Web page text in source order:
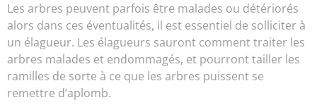
Les arbres peuvent parfois être malades ou détériorés
alors dans ces éventualités, il est essentiel de solliciter à
un élagueur. Les élagueurs sauront comment traiter les
arbres malades et endommagés, et pourront tailler les
ramilles de sorte à ce que les arbres puissent se
remettre d’aplomb.